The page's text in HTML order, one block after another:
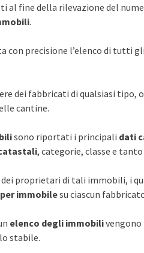
al fine della rilevazione del
.
con precisione l’elenco di tutti
dei fabbricati di qualsiasi tipo,
cantine.
sono riportati i principali dati
, categorie, classe e
proprietari di tali immobili, i
immobilesu ciascun
elenco degli immobili
stabile.